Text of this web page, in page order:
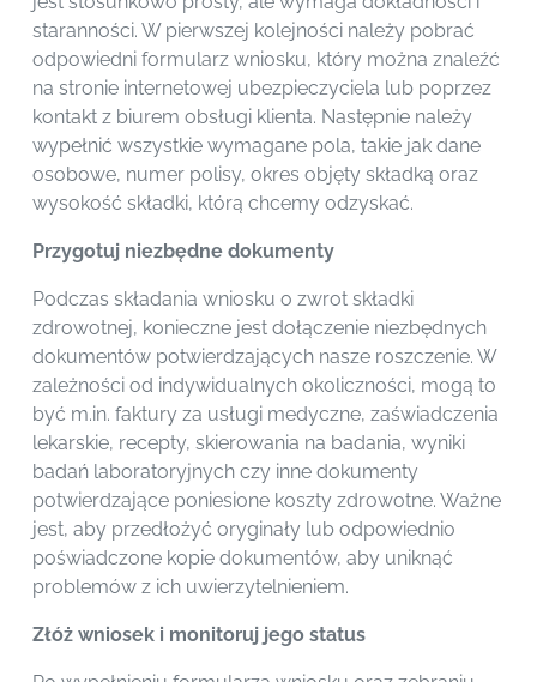
staranności. W pierwszej kolejności należy pobrać
odpowiedni formularz wniosku, który można znaleźć
na stronie internetowej ubezpieczyciela lub poprzez
kontakt z biurem obsługi klienta. Następnie należy
wypełnić wszystkie wymagane pola, takie jak dane
osobowe, numer polisy, okres objęty składką oraz
wysokość składki, którą chcemy odzyskać.
Przygotuj niezbędne dokumenty
Podczas składania wniosku o zwrot składki
zdrowotnej, konieczne jest dołączenie niezbędnych
dokumentów potwierdzających nasze roszczenie. W
zależności od indywidualnych okoliczności, mogą to
być m.in. faktury za usługi medyczne, zaświadczenia
lekarskie, recepty, skierowania na badania, wyniki
badań laboratoryjnych czy inne dokumenty
potwierdzające poniesione koszty zdrowotne. Ważne
jest, aby przedłożyć oryginały lub odpowiednio
poświadczone kopie dokumentów, aby uniknąć
problemów z ich uwierzytelnieniem.
Złóż wniosek i monitoruj jego status